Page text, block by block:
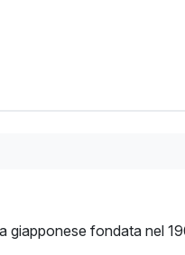
giapponese fondata nel